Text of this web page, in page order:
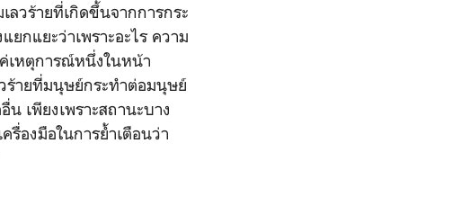
วร้ายที่เกิดขึ้นจากการกระ
กแยะว่าเพราะอะไร ความ
เหตุการณ์หนึ่งในหน้า
ร้ายที่มนุษย์กระทำต่อมนุษย์
เพียงเพราะสถานะบาง
รื่องมือในการย้ำเตือนว่า